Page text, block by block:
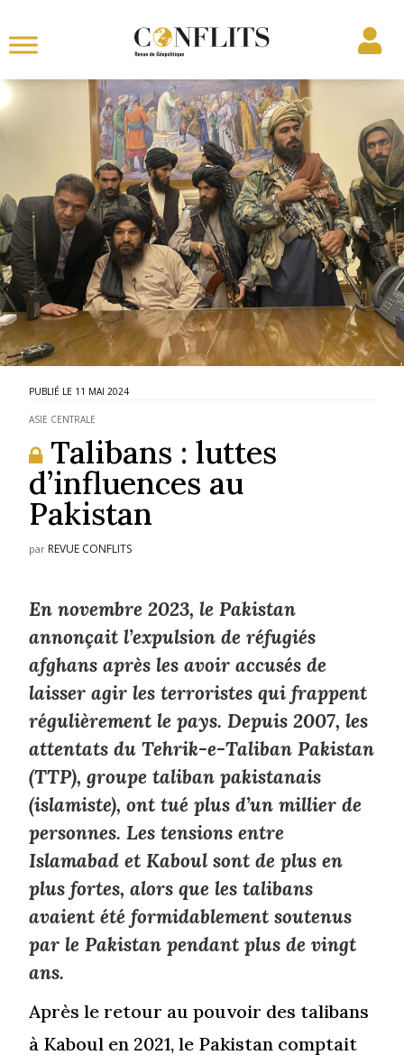
11 MAI 2024
ASIE CENTRALE
Talibans : luttes
d’influences au
Pakistan
par REVUE CONFLITS
En novembre 2023, le Pakistan
annonçait l’expulsion de réfugiés
afghans après les avoir accusés de
laisser agir les terroristes qui frappent
régulièrement le pays. Depuis 2007, les
attentats du Tehrik-e-Taliban Pakistan
(TTP), groupe taliban pakistanais
(islamiste), ont tué plus d’un millier de
personnes. Les tensions entre
Islamabad et Kaboul sont de plus en
plus fortes, alors que les talibans
avaient été formidablement soutenus
par le Pakistan pendant plus de vingt
ans.
Après le retour au pouvoir des talibans
à Kaboul en 2021, le Pakistan comptait